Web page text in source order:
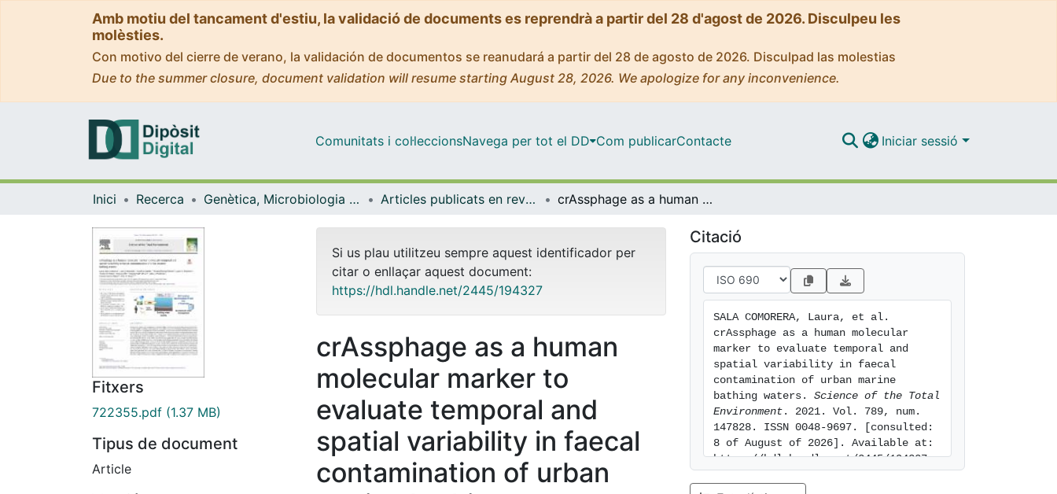
Amb motiu del tancament d'estiu, la validació de documents es reprendrà a partir del 28 d'agost de 2026. Disculpeu les
molèsties.
Con motivo del cierre de verano, la validación de documentos se reanudará a partir del 28 de agosto de 2026. Disculpad las molestias
Due to the summer closure, document validation will resume starting August 28, 2026. We apologize for any inconvenience.
Comunitats i col·leccionsNavega per tot el DD Com publicarContacte Iniciar sessió
Inici Recerca Genètica, Microbiologia i Estadística Articles publicats en revistes (Genètica, Microbiologia i Estadística) crAssphage as a human molecular marker to evaluate temporal and spatial variability in faecal contamination of urban marine bathing waters
Fitxers
722355.pdf (1.37 MB)
Tipus de document
Article
Si us plau utilitzeu sempre aquest identificador per
citar o enllaçar aquest document:
https://hdl.handle.net/2445/194327
crAssphage as a human
molecular marker to
evaluate temporal and
spatial variability in faecal
contamination of urban
Citació
SALA COMORERA, Laura, et al.
crAssphage as a human molecular
marker to evaluate temporal and
spatial variability in faecal
contamination of urban marine
bathing waters. Science of the Total
Environment . 2021. Vol. 789, num.
147828. ISSN 0048-9697. [consulted:
8 of August of 2026]. Available at:
https://hdl.handle.net/2445/194327